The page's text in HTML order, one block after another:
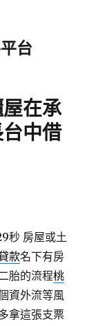
台
在承
中借
秒 房屋或土
款名下有房
胎的流程桃
資外流等風
拿這張支票